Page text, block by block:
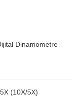
Dinamometre
(10X/5X)